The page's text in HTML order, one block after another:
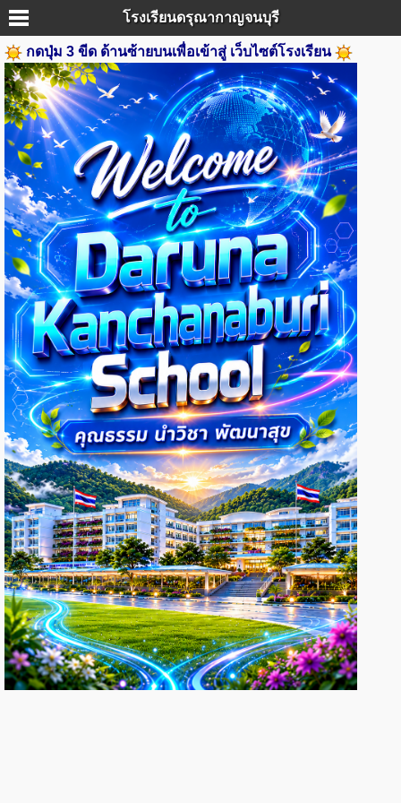
โรงเรียนดรุณากาญจนบุรี
กดปุ่ม 3 ขีด ด้านซ้ายบนเพื่อเข้าสู่ เว็บไซต์โรงเรียน